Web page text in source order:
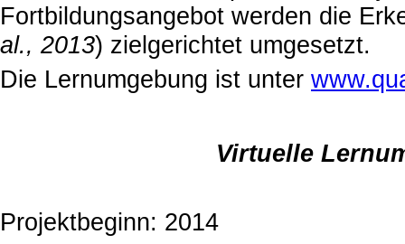
Fortbildungsangebot werden die
al., 2013) zielgerichtet umgesetzt.
Die Lernumgebung ist unter
Virtuelle
Projektbeginn: 2014